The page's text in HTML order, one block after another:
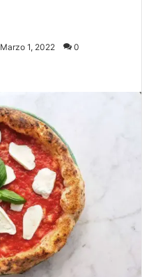
Marzo 1, 2022 0